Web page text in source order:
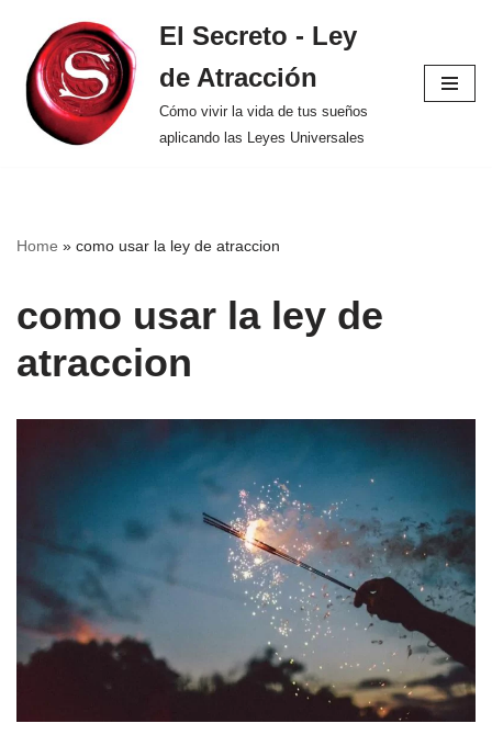
Saltar
al
contenido
El Secreto - Ley
de Atracción
Cómo vivir la vida de tus sueños
aplicando las Leyes Universales
Home » como usar la ley de atraccion
como usar la ley de
atraccion